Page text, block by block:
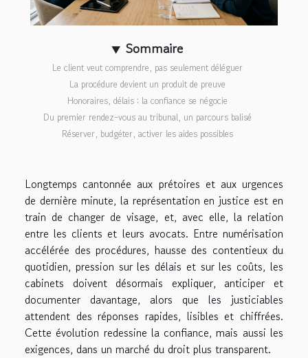
Sommaire
Le client veut comprendre, pas seulement déléguer
La procédure devient un produit de preuve
Honoraires, délais : la confiance se négocie
Du premier rendez-vous au tribunal, un parcours balisé
Réserver, budgéter, activer les aides possibles
Longtemps cantonnée aux prétoires et aux urgences
de dernière minute, la représentation en justice est en
train de changer de visage, et, avec elle, la relation
entre les clients et leurs avocats. Entre numérisation
accélérée des procédures, hausse des contentieux du
quotidien, pression sur les délais et sur les coûts, les
cabinets doivent désormais expliquer, anticiper et
documenter davantage, alors que les justiciables
attendent des réponses rapides, lisibles et chiffrées.
Cette évolution redessine la confiance, mais aussi les
exigences, dans un marché du droit plus transparent.